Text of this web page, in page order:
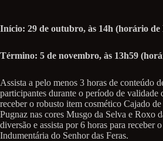
Início: 29 de outubro, às 14h (horário de
Término: 5 de novembro, às 13h59
Assista a pelo menos 3 horas de conteúdo
participantes durante o período de validade
receber o robusto item cosmético Cajado
Pugnaz nas cores Musgo da Selva e Roxo
diversão e assista por 6 horas para receber
Indumentária do Senhor das Feras.